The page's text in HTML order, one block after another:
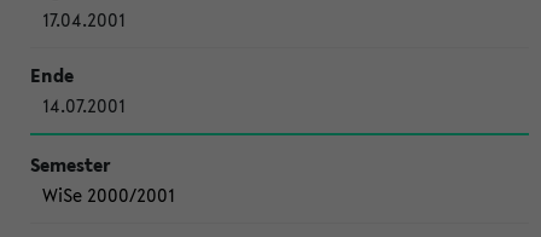
17.04.2001
14.07.2001
WiSe 2000/2001